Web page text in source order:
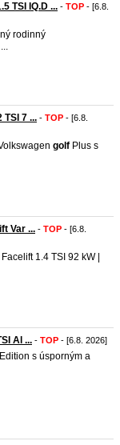
TSI IQ.D ... - TOP - [6.8.
rodinný
TSI 7 ... - TOP - [6.8.
golf Plus s
Var ... - TOP - [6.8.
1.4 TSI 92 kW |
Al ... - TOP - [6.8. 2026]
s úsporným a